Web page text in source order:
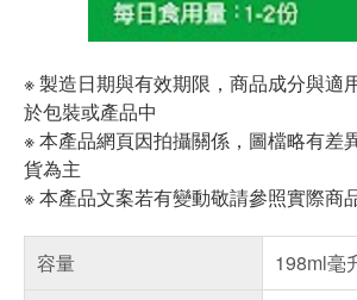
※ 製造日期與有效期限，商品成分與適
於包裝或產品中
※ 本產品網頁因拍攝關係，圖檔略有差
貨為主
※ 本產品文案若有變動敬請參照實際商
容量
198ml毫